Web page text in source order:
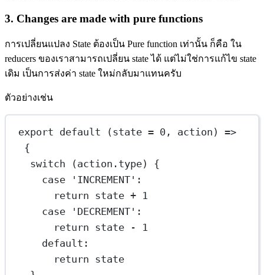
3. Changes are made with pure functions
การเปลี่ยนแปลง State ต้องเป็น Pure function เท่านั้น ก็คือ ใน
reducers ของเราสามารถเปลี่ยน state ได้ แต่ไม่ใช่การแก้ไข state
เดิม เป็นการส่งค่า state ใหม่กลับมาแทนครับ
ตัวอย่างเช่น
export default (state = 0 , action ) =>
{
switch (action.type) {
case
'INCREMENT' :
return state + 1
case
'DECREMENT' :
return state -
1
default :
return state